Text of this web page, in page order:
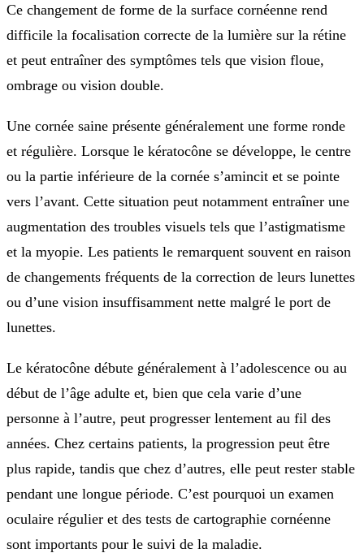
Ce changement de forme de la surface cornéenne rend
difficile la focalisation correcte de la lumière sur la rétine
et peut entraîner des symptômes tels que vision floue,
ombrage ou vision double.
Une cornée saine présente généralement une forme ronde
et régulière. Lorsque le kératocône se développe, le centre
ou la partie inférieure de la cornée s’amincit et se pointe
vers l’avant. Cette situation peut notamment entraîner une
augmentation des troubles visuels tels que l’astigmatisme
et la myopie. Les patients le remarquent souvent en raison
de changements fréquents de la correction de leurs lunettes
ou d’une vision insuffisamment nette malgré le port de
lunettes.
Le kératocône débute généralement à l’adolescence ou au
début de l’âge adulte et, bien que cela varie d’une
personne à l’autre, peut progresser lentement au fil des
années. Chez certains patients, la progression peut être
plus rapide, tandis que chez d’autres, elle peut rester stable
pendant une longue période. C’est pourquoi un examen
oculaire régulier et des tests de cartographie cornéenne
sont importants pour le suivi de la maladie.